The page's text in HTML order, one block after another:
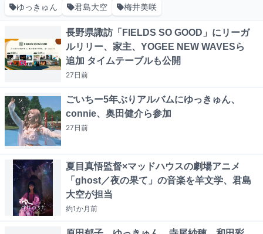
ゆっきゅん 君島大空 梅井美咲
長野県諏訪「FIELDS SO GOOD」にリーガ
ルリリー、家主、YOGEE NEW WAVESら
追加 タイムテーブルも公開
27日前
ごいちー5年ぶりアルバムにゆっきゅん、
connie、奥田健介ら参加
27日前
夏目真悟監督×マッドハウスの劇場アニメ
「ghost／夜の果て」の音楽を羊文学、君島
大空が担当
約1か月前